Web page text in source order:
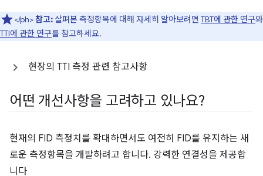
</ph>참고: 살펴본 측정항목에 대해 자세히 알아보려면 TBT에 관한 연구와
TTI에 관한 연구를 참고하세요.
현장의 TTI 측정 관련 참고사항
어떤 개선사항을 고려하고 있나요?
현재의 FID 측정치를 확대하면서도 여전히 FID를 유지하는 새
로운 측정항목을 개발하려고 합니다. 강력한 연결성을 제공합
니다